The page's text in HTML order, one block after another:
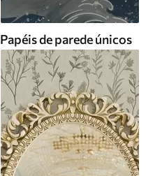
Papéis de parede únicos